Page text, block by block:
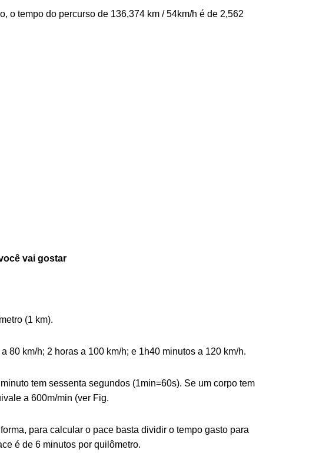
o tempo do percurso de 136,374 km / 54km/h é de 2,562
vai gostar
(1 km).
80 km/h; 2 horas a 100 km/h; e 1h40 minutos a 120 km/h.
tem sessenta segundos (1min=60s). Se um corpo tem
a 600m/min (ver Fig.
para calcular o pace basta dividir o tempo gasto para
é de 6 minutos por quilômetro.